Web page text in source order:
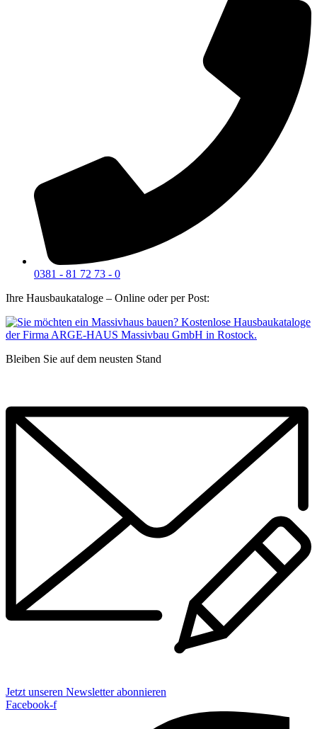
0381 - 81 72 73 - 0
Ihre Hausbaukataloge – Online oder per Post:
Bleiben Sie auf dem neusten Stand
Jetzt unseren Newsletter abonnieren
Facebook-f